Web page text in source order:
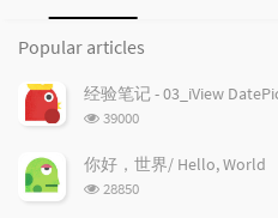
P
p
u
l
r
a
e
Popular articles
经验笔记 - 03_iView
浏
次
数:
39000
你好，世界/ Hello, World
浏
28850